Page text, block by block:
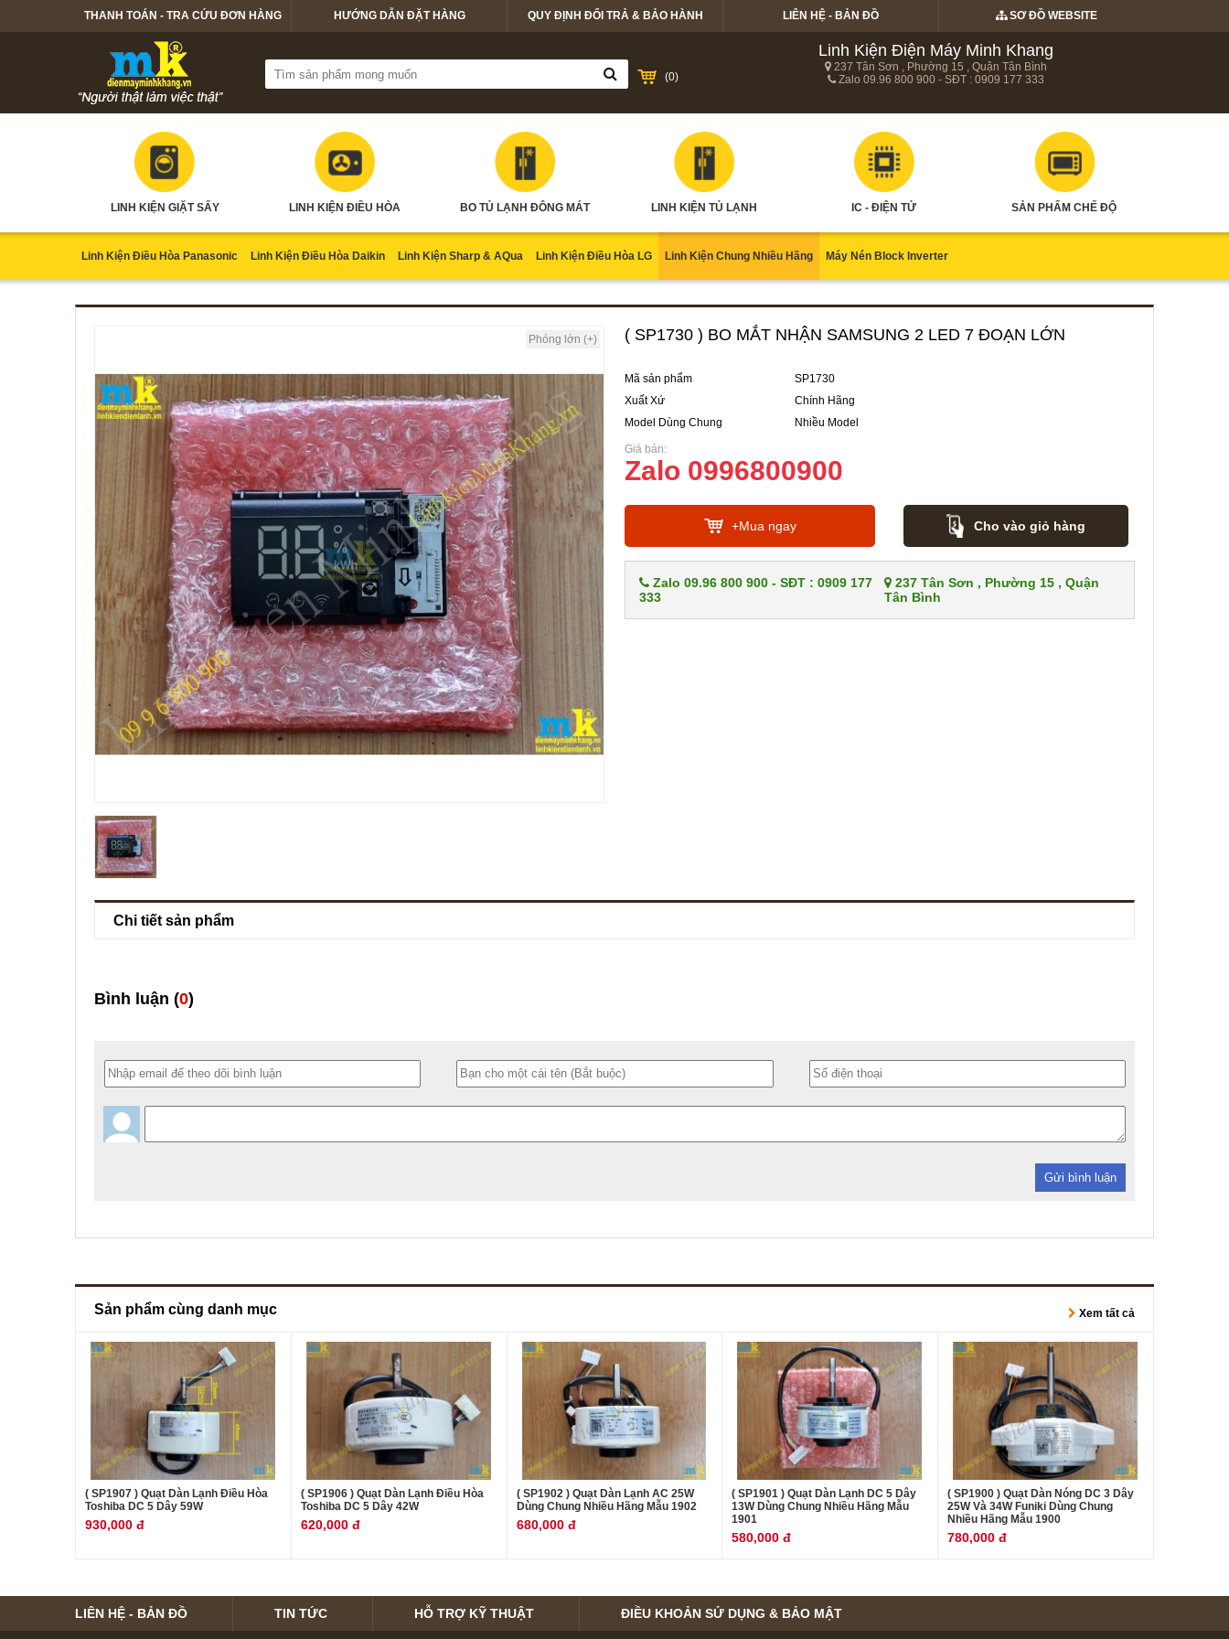
THANH TOÁN - TRA CỨU ĐƠN HÀNG HƯỚNG DẪN ĐẶT HÀNG QUY ĐỊNH ĐỔI TRẢ & BẢO HÀNH LIÊN HỆ - BẢN ĐỒ SƠ ĐỒ WEBSITE
(0)
Linh Kiện Điện Máy Minh Khang
237 Tân Sơn , Phường 15 , Quận Tân Bình
Zalo 09.96 800 900 - SĐT : 0909 177 333
LINH KIỆN GIẶT SẤY LINH KIỆN ĐIỀU HÒA BO TỦ LẠNH ĐÔNG MÁT LINH KIỆN TỦ LẠNH IC - ĐIỆN TỬ SẢN PHẨM CHẾ ĐỘ
Linh Kiện Điều Hòa Panasonic Linh Kiện Điều Hòa Daikin Linh Kiện Sharp & AQua Linh Kiện Điều Hòa LG Linh Kiện Chung Nhiều Hãng Máy Nén Block Inverter
Phóng lớn (+) ( SP1730 ) BO MẮT NHẬN SAMSUNG 2 LED 7 ĐOẠN LỚN
Mã sản phẩm
SP1730
Xuất Xứ
Chính Hãng
Model Dùng Chung
Nhiều Model
Giá bán:
Zalo 0996800900
+Mua ngay Cho vào giỏ hàng
Zalo 09.96 800 900 - SĐT : 0909 177
333
237 Tân Sơn , Phường 15 , Quận
Tân Bình
Chi tiết sản phẩm
Bình luận (0)
Gửi bình luận
Sản phẩm cùng danh mục Xem tất cả
( SP1907 ) Quạt Dàn Lạnh Điều Hòa
Toshiba DC 5 Dây 59W
930,000 đ
( SP1906 ) Quạt Dàn Lạnh Điều Hòa
Toshiba DC 5 Dây 42W
620,000 đ
( SP1902 ) Quạt Dàn Lạnh AC 25W
Dùng Chung Nhiều Hãng Mẫu 1902
680,000 đ
( SP1901 ) Quạt Dàn Lạnh DC 5 Dây
13W Dùng Chung Nhiều Hãng Mẫu
1901
580,000 đ
( SP1900 ) Quạt Dàn Nóng DC 3 Dây
25W Và 34W Funiki Dùng Chung
Nhiều Hãng Mẫu 1900
780,000 đ
LIÊN HỆ - BẢN ĐỒ TIN TỨC HỖ TRỢ KỸ THUẬT ĐIỀU KHOẢN SỬ DỤNG & BẢO MẬT